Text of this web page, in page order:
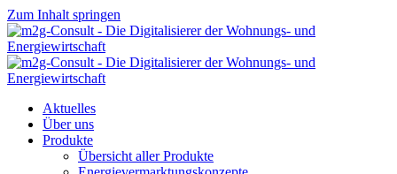
Zum Inhalt springen
Aktuelles
Über uns
Produkte
Übersicht aller Produkte